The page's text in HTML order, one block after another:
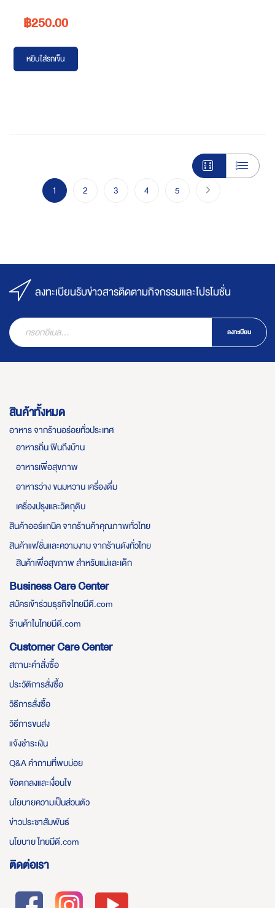
฿250.00
หยิบใส่รถเข็น
PageYou're currently reading page
1 Page
2 Page
3 Page
4 Page
5
ลงทะเบียนรับข่าวสารติดตามกิจกรรมและโปรโมชั่น
ลงทะเบียน
สินค้าทั้งหมด
อาหาร จากร้านอร่อยทั่วประเทศ
อาหารถิ่น ฟินถึงบ้าน
อาหารเพื่อสุขภาพ
อาหารว่าง ขนมหวาน เครื่องดื่ม
เครื่องปรุงและวัตถุดิบ
สินค้าออร์แกนิค จากร้านค้าคุณภาพทั่วไทย
สินค้าแฟชั่นและความงาม จากร้านดังทั่วไทย
สินค้าเพื่อสุขภาพ สำหรับแม่และเด็ก
Business Care Center
สมัครเข้าร่วมธุรกิจไทยมีดี.com
ร้านค้าในไทยมีดี.com
Customer Care Center
สถานะคำสั่งซื้อ
ประวัติการสั่งซื้อ
วิธีการสั่งซื้อ
วิธีการขนส่ง
แจ้งชำระเงิน
Q&A คำถามที่พบบ่อย
ข้อตกลงและเงื่อนไข
นโยบายความเป็นส่วนตัว
ข่าวประชาสัมพันธ์
นโยบาย ไทยมีดี.com
ติดต่อเรา